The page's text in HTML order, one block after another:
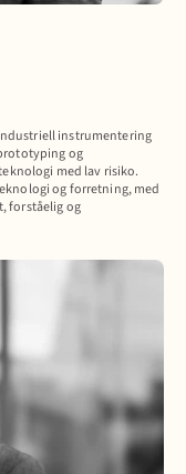
instrumentering
og
med lav risiko.
og forretning, med
forståelig og